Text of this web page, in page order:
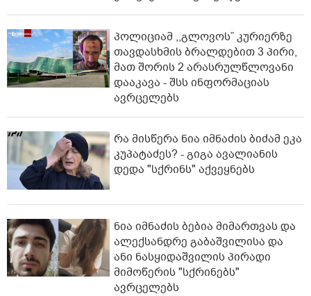
პოლიციამ ,,გლოვოს” კურიერზე
თავდასხმის ბრალდებით 3 პირი,
მათ შორის 2 არასრულწლოვანი
დააკავა - შსს ინფორმაციას
ავრცელებს
რა მისწერა ნია იმნაძის ბიძამ ეკა
კუპატაძეს? - გიგა ავალიანის
დედა "სქრინს" აქვეყნებს
ნია იმნაძის ბებია მიმართვას და
ალექსანდრე გაბაშვილისა და
ანი ნასყიდაშვილის პირადი
მიმოწერის "სქრინებს"
ავრცელებს